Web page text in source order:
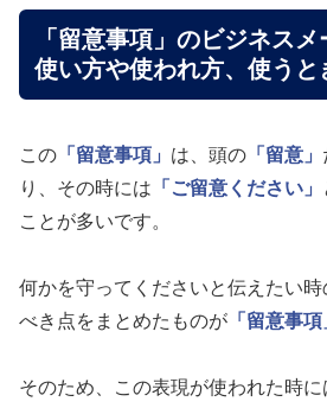
「留意事項」のビジネス
使い方や使われ方、使うと
この 「留意事項」 は、頭の 「留意」
り、その時には 「ご留意ください」
ことが多いです。
何かを守ってくださいと伝えたい
べき点をまとめたものが 「留意事項
そのため、この表現が使われた時